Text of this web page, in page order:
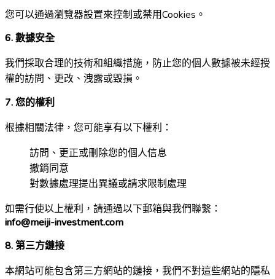
您可以通過瀏覽器設置來控制或禁用Cookies。
6. 數據安全
我們採取合理的技術和組織措施，防止您的個人數據被未經授
權的訪問、更改、洩露或毀損。
7. 您的權利
根據相關法律，您可能享有以下權利：
訪問、更正或刪除您的個人信息
撤銷同意
對數據處理提出異議或請求限制處理
如需行使以上權利，請通過以下郵箱與我們聯繫：
info@meiji-investment.com
8. 第三方鏈接
本網站可能包含第三方網站的鏈接，我們不對這些網站的隱私